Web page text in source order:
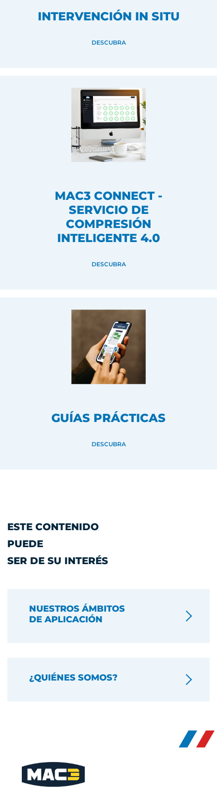
INTERVENCIÓN IN SITU
DESCUBRA
MAC3 CONNECT -
SERVICIO DE
COMPRESIÓN
INTELIGENTE 4.0
DESCUBRA
GUÍAS PRÁCTICAS
DESCUBRA
ESTE CONTENIDO
PUEDE
SER DE SU INTERÉS
NUESTROS ÁMBITOS
DE APLICACIÓN
¿QUIÉNES SOMOS?